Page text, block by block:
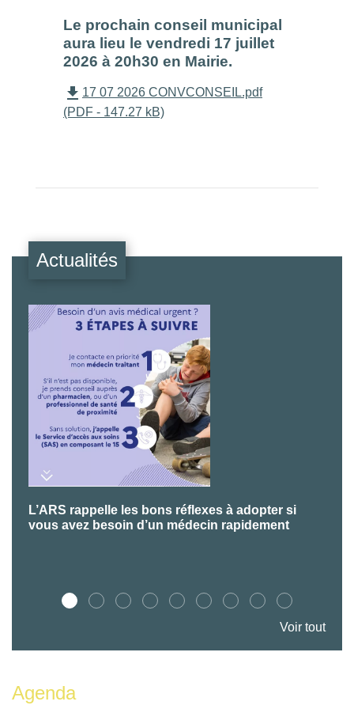
Le prochain conseil municipal
aura lieu le vendredi 17 juillet
2026 à 20h30 en Mairie.
file_download 17 07 2026 CONVCONSEIL.pdf
(PDF - 147.27 kB)
Actualités
L’ARS rappelle les bons réflexes à adopter si
vous avez besoin d’un médecin rapidement
Voir tout
Agenda